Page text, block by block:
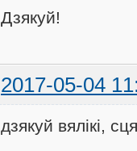
Дзякуй!
2017-05-04
дзякуй вялікі,